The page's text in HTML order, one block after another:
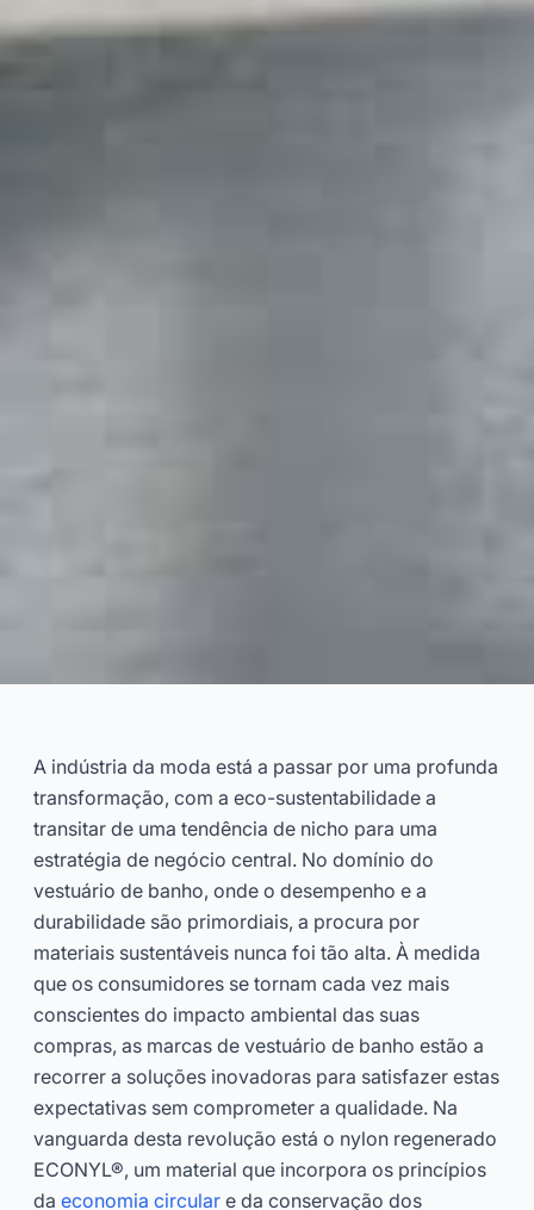
Roupa de Banho Sustentável e
Conservação dos Oceanos
2026-05 Dayu
Consulte Agora
A indústria da moda está a passar por uma profunda
transformação, com a eco-sustentabilidade a
transitar de uma tendência de nicho para uma
estratégia de negócio central. No domínio do
vestuário de banho, onde o desempenho e a
durabilidade são primordiais, a procura por
materiais sustentáveis nunca foi tão alta. À medida
que os consumidores se tornam cada vez mais
conscientes do impacto ambiental das suas
compras, as marcas de vestuário de banho estão a
recorrer a soluções inovadoras para satisfazer estas
expectativas sem comprometer a qualidade. Na
vanguarda desta revolução está o nylon regenerado
ECONYL®, um material que incorpora os princípios
da economia circular e da conservação dos